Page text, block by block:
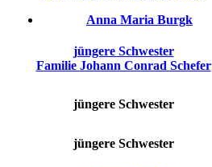
Anna Maria Burgk
jüngere Schwester
Familie Johann Conrad Schefer
jüngere Schwester
jüngere Schwester